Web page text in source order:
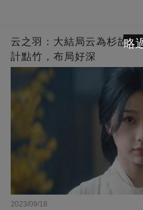
云之羽：大結局云為杉故
計點竹，布局好深
2023/09/18
略